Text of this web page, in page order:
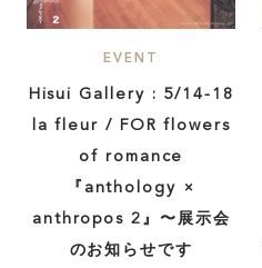
EVENT
Hisui Gallery : 5/14-18
la fleur / FOR flowers
of romance
『anthology ×
anthropos 2』〜展示会
のお知らせです